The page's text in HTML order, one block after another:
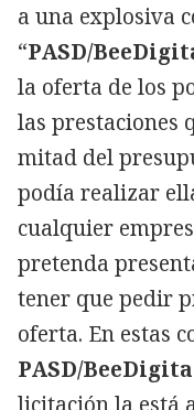
a una explosiva
“PASD/
la oferta de los
las prestaciones
mitad del
podía realizar
cualquier
pretenda
tener que pedir
oferta. En estas
PASD/